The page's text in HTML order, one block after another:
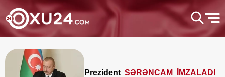
Prezident SƏRƏNCAM İMZALADI